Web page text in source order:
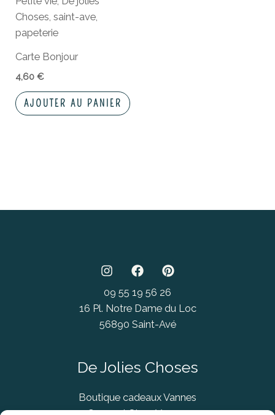
Carte Bonjour
4,60€
AJOUTER AU PANIER
09 55 19 56 26
16 Pl. Notre Dame du Loc
56890 Saint-Avé
De Jolies Choses
Boutique cadeaux Vannes